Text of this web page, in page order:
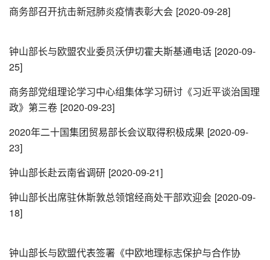
商务部召开抗击新冠肺炎疫情表彰大会 [2020-09-28]
钟山部长与欧盟农业委员沃伊切霍夫斯基通电话 [2020-09-
25]
商务部党组理论学习中心组集体学习研讨《习近平谈治国理
政》第三卷 [2020-09-23]
2020年二十国集团贸易部长会议取得积极成果 [2020-09-
23]
钟山部长赴云南省调研 [2020-09-21]
钟山部长出席驻休斯敦总领馆经商处干部欢迎会 [2020-09-
18]
钟山部长与欧盟代表签署《中欧地理标志保护与合作协